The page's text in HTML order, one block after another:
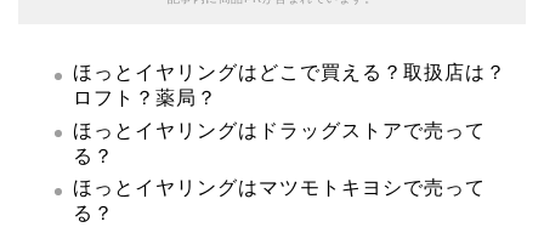
ほっとイヤリングはどこで買える？取扱店は？
ロフト？薬局？
ほっとイヤリングはドラッグストアで売って
る？
ほっとイヤリングはマツモトキヨシで売って
る？